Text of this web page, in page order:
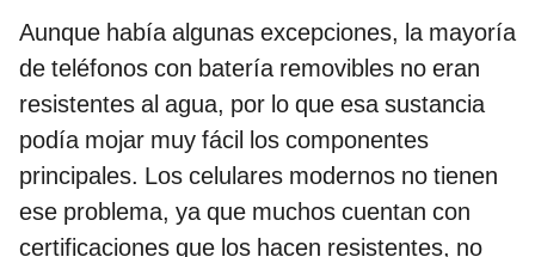
Aunque había algunas excepciones, la mayoría
de teléfonos con batería removibles no eran
resistentes al agua, por lo que esa sustancia
podía mojar muy fácil los componentes
principales. Los celulares modernos no tienen
ese problema, ya que muchos cuentan con
certificaciones que los hacen resistentes, no